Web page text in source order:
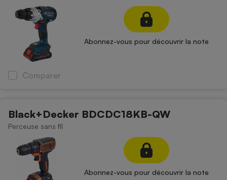
Abonnez-vous pour découvrir la note
Comparer
Black+Decker BDCDC18KB-QW
Perceuse sans fil
Abonnez-vous pour découvrir la note